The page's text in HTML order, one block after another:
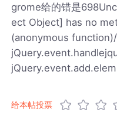
grome给的错是
ect Object] has no
(anonymous
给本帖投票